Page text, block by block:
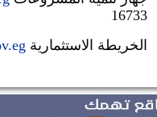
16733
الخريطة الاستثمارية